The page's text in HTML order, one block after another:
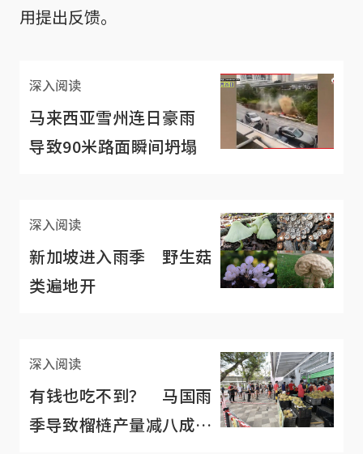
用提出反馈。
深入阅读
马来西亚雪州连日豪雨
导致90米路面瞬间坍塌
深入阅读
新加坡进入雨季 野生菇
类遍地开
深入阅读
有钱也吃不到？ 马国雨
季导致榴梿产量减八成榴